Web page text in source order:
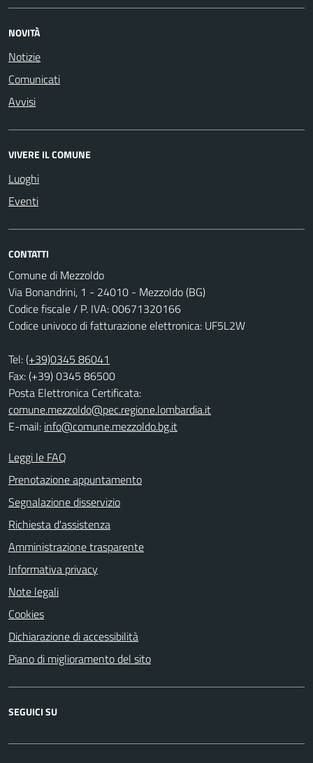
NOVITÀ
Notizie
Comunicati
Avvisi
VIVERE IL COMUNE
Luoghi
Eventi
CONTATTI
Comune di Mezzoldo
Via Bonandrini, 1 - 24010 - Mezzoldo (BG)
Codice fiscale / P. IVA: 00671320166
Codice univoco di fatturazione elettronica: UF5L2W
Tel:(+39)0345 86041
Fax: (+39) 0345 86500
Posta Elettronica Certificata:
comune.mezzoldo@pec.regione.lombardia.it
E-mail: info@comune.mezzoldo.bg.it
Leggi le FAQ
Prenotazione appuntamento
Segnalazione disservizio
Richiesta d'assistenza
Amministrazione trasparente
Informativa privacy
Note legali
Cookies
Dichiarazione di accessibilità
Piano di miglioramento del sito
SEGUICI SU